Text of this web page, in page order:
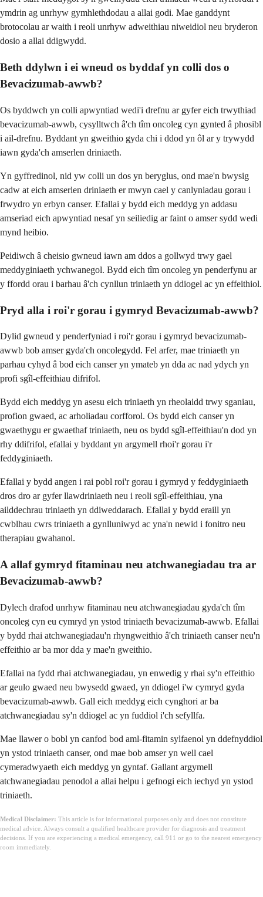
ymdrin ag unrhyw gymhlethdodau a allai godi. Mae ganddynt
brotocolau ar waith i reoli unrhyw adweithiau niweidiol neu bryderon
dosio a allai ddigwydd.
Beth ddylwn i ei wneud os byddaf yn colli dos o
Bevacizumab-awwb?
Os byddwch yn colli apwyntiad wedi'i drefnu ar gyfer eich trwythiad
bevacizumab-awwb, cysylltwch â'ch tîm oncoleg cyn gynted â phosibl
i ail-drefnu. Byddant yn gweithio gyda chi i ddod yn ôl ar y trywydd
iawn gyda'ch amserlen driniaeth.
Yn gyffredinol, nid yw colli un dos yn beryglus, ond mae'n bwysig
cadw at eich amserlen driniaeth er mwyn cael y canlyniadau gorau i
frwydro yn erbyn canser. Efallai y bydd eich meddyg yn addasu
amseriad eich apwyntiad nesaf yn seiliedig ar faint o amser sydd wedi
mynd heibio.
Peidiwch â cheisio gwneud iawn am ddos a gollwyd trwy gael
meddyginiaeth ychwanegol. Bydd eich tîm oncoleg yn penderfynu ar
y ffordd orau i barhau â'ch cynllun triniaeth yn ddiogel ac yn effeithiol.
Pryd alla i roi'r gorau i gymryd Bevacizumab-awwb?
Dylid gwneud y penderfyniad i roi'r gorau i gymryd bevacizumab-
awwb bob amser gyda'ch oncolegydd. Fel arfer, mae triniaeth yn
parhau cyhyd â bod eich canser yn ymateb yn dda ac nad ydych yn
profi sgîl-effeithiau difrifol.
Bydd eich meddyg yn asesu eich triniaeth yn rheolaidd trwy sganiau,
profion gwaed, ac arholiadau corfforol. Os bydd eich canser yn
gwaethygu er gwaethaf triniaeth, neu os bydd sgîl-effeithiau'n dod yn
rhy ddifrifol, efallai y byddant yn argymell rhoi'r gorau i'r
feddyginiaeth.
Efallai y bydd angen i rai pobl roi'r gorau i gymryd y feddyginiaeth
dros dro ar gyfer llawdriniaeth neu i reoli sgîl-effeithiau, yna
ailddechrau triniaeth yn ddiweddarach. Efallai y bydd eraill yn
cwblhau cwrs triniaeth a gynlluniwyd ac yna'n newid i fonitro neu
therapiau gwahanol.
A allaf gymryd fitaminau neu atchwanegiadau tra ar
Bevacizumab-awwb?
Dylech drafod unrhyw fitaminau neu atchwanegiadau gyda'ch tîm
oncoleg cyn eu cymryd yn ystod triniaeth bevacizumab-awwb. Efallai
y bydd rhai atchwanegiadau'n rhyngweithio â'ch triniaeth canser neu'n
effeithio ar ba mor dda y mae'n gweithio.
Efallai na fydd rhai atchwanegiadau, yn enwedig y rhai sy'n effeithio
ar geulo gwaed neu bwysedd gwaed, yn ddiogel i'w cymryd gyda
bevacizumab-awwb. Gall eich meddyg eich cynghori ar ba
atchwanegiadau sy'n ddiogel ac yn fuddiol i'ch sefyllfa.
Mae llawer o bobl yn canfod bod aml-fitamin sylfaenol yn ddefnyddiol
yn ystod triniaeth canser, ond mae bob amser yn well cael
cymeradwyaeth eich meddyg yn gyntaf. Gallant argymell
atchwanegiadau penodol a allai helpu i gefnogi eich iechyd yn ystod
triniaeth.
Medical Disclaimer: This article is for informational purposes only and does not constitute
medical advice. Always consult a qualified healthcare provider for diagnosis and treatment
decisions. If you are experiencing a medical emergency, call 911 or go to the nearest emergency
room immediately.